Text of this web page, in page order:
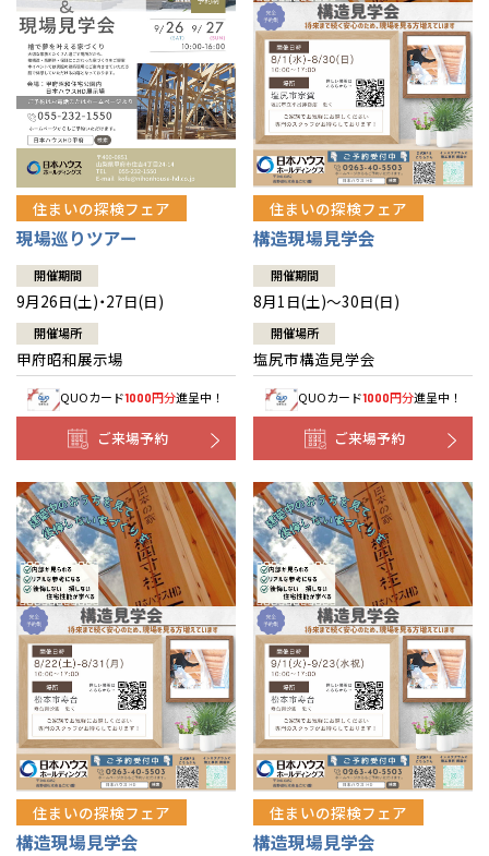
住まいの探検フェア
現場巡りツアー
開催期間
9月26日(土)・27日(日)
開催場所
甲府昭和展示場
QUOカード1000円分進呈中！
ご来場予約
住まいの探検フェア
構造現場見学会
開催期間
8月1日(土)～30日(日)
開催場所
塩尻市構造見学会
QUOカード1000円分進呈中！
ご来場予約
住まいの探検フェア
構造現場見学会
住まいの探検フェア
構造現場見学会